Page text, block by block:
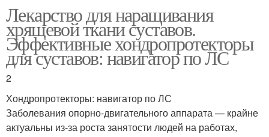
Лекарство для наращивания
хрящевой ткани суставов.
Эффективные хондропротекторы
для суставов: навигатор по ЛС
2
Хондропротекторы: навигатор по ЛС
Заболевания опорно-двигательного аппарата — крайне
актуальны из-за роста занятости людей на работах,